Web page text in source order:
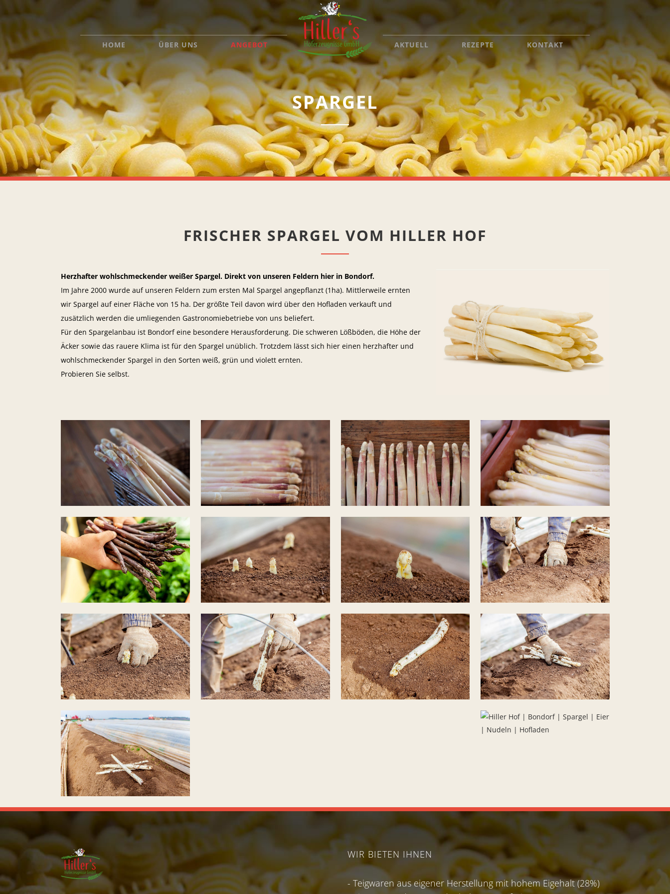
HOME ÜBER UNS ANGEBOT AKTUELL REZEPTE KONTAKT
SPARGEL
FRISCHER SPARGEL VOM HILLER HOF
Herzhafter wohlschmeckender weißer Spargel. Direkt von unseren Feldern hier in Bondorf.
Im Jahre 2000 wurde auf unseren Feldern zum ersten Mal Spargel angepflanzt (1ha). Mittlerweile ernten
wir Spargel auf einer Fläche von 15 ha. Der größte Teil davon wird über den Hofladen verkauft und
zusätzlich werden die umliegenden Gastronomiebetriebe von uns beliefert.
Für den Spargelanbau ist Bondorf eine besondere Herausforderung. Die schweren Lößböden, die Höhe der
Äcker sowie das rauere Klima ist für den Spargel unüblich. Trotzdem lässt sich hier einen herzhafter und
wohlschmeckender Spargel in den Sorten weiß, grün und violett ernten.
Probieren Sie selbst.
WIR BIETEN IHNEN
- Teigwaren aus eigener Herstellung mit hohem Eigehalt (28%)